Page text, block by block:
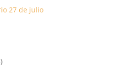
27 de julio